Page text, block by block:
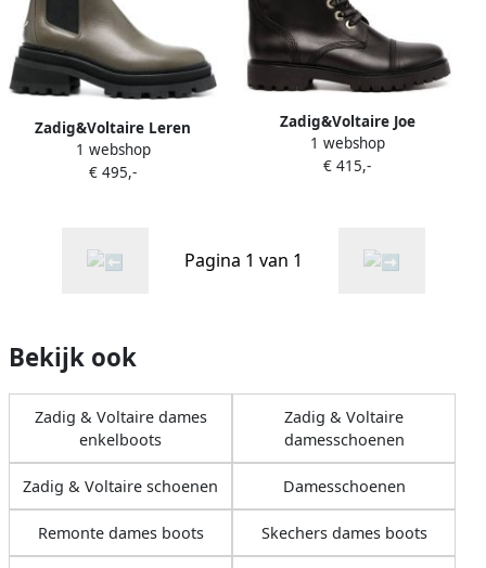
Zadig&Voltaire Leren
enkellaarzen Groen
1 webshop
€ 495,-
Zadig&Voltaire Joe
enkellaarzen met veters
Zwart
1 webshop
€ 415,-
Pagina 1 van 1
Bekijk ook
Zadig & Voltaire dames
enkelboots
Zadig & Voltaire
damesschoenen
Zadig & Voltaire schoenen Damesschoenen
Remonte dames boots Skechers dames boots